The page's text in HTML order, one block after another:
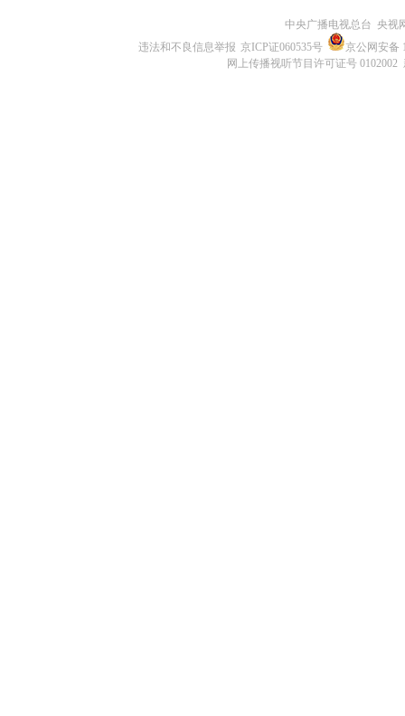
中央广播电视总台 央视
违法和不良信息举报 京ICP证060535号
京公网安备
网上传播视听节目许可证号 0102002